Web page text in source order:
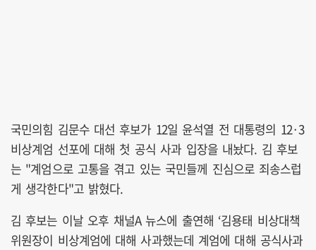
국민의힘 김문수 대선 후보가 12일 윤석열 전 대통령의 12·3
비상계엄 선포에 대해 첫 공식 사과 입장을 내놨다. 김 후보
는 "계엄으로 고통을 겪고 있는 국민들께 진심으로 죄송스럽
게 생각한다"고 밝혔다.
김 후보는 이날 오후 채널A 뉴스에 출연해 ‘김용태 비상대책
위원장이 비상계엄에 대해 사과했는데 계엄에 대해 공식사과